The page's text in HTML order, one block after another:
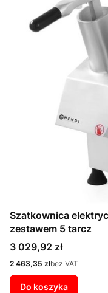
Szatkownica
zestawem 5 tarcz
Cena
3 029,92 zł
Cena
2 463,35 złbez VAT
Do koszyka